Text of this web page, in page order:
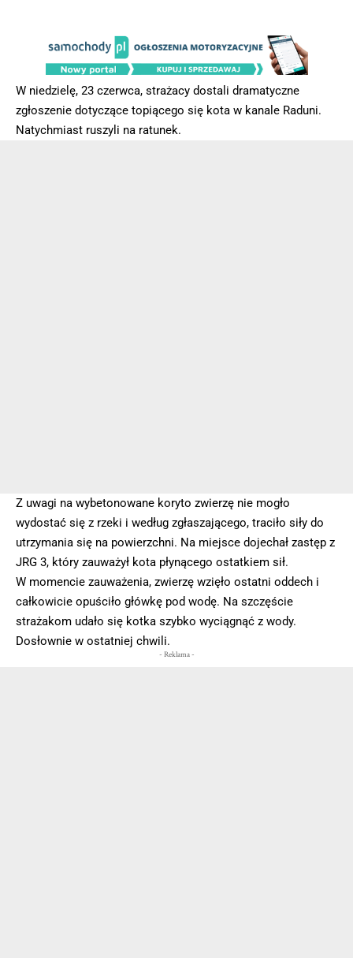
W niedzielę, 23 czerwca, strażacy dostali dramatyczne
zgłoszenie dotyczące topiącego się kota w kanale Raduni.
Natychmiast ruszyli na ratunek.
Z uwagi na wybetonowane koryto zwierzę nie mogło
wydostać się z rzeki i według zgłaszającego, traciło siły do
utrzymania się na powierzchni. Na miejsce dojechał zastęp z
JRG 3, który zauważył kota płynącego ostatkiem sił.
W momencie zauważenia, zwierzę wzięło ostatni oddech i
całkowicie opuściło główkę pod wodę. Na szczęście
strażakom udało się kotka szybko wyciągnąć z wody.
Dosłownie w ostatniej chwili.
- Reklama -